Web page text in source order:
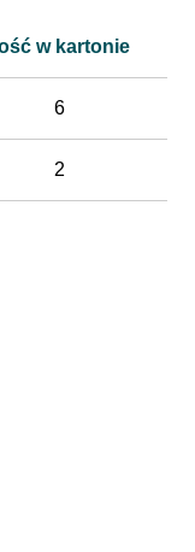
w kartonie
6
2